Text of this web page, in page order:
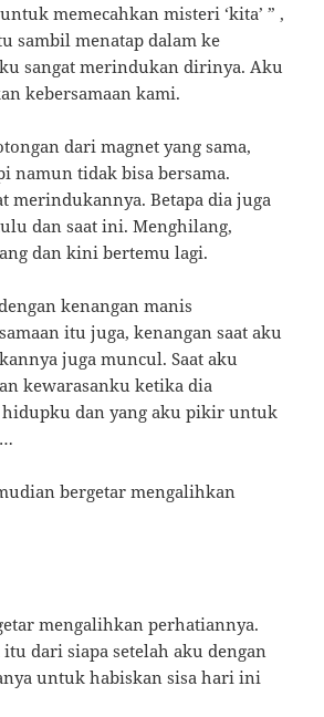
memecahkan misteri ‘kita’ ” ,
sambil menatap dalam ke
sangat merindukan dirinya. Aku
kebersamaan kami.
dari magnet yang sama,
namun tidak bisa bersama.
merindukannya. Betapa dia juga
dan saat ini. Menghilang,
dan kini bertemu lagi.
kenangan manis
itu juga, kenangan saat aku
juga muncul. Saat aku
kewarasanku ketika dia
dan yang aku pikir untuk
bergetar mengalihkan
mengalihkan perhatiannya.
dari siapa setelah aku dengan
untuk habiskan sisa hari ini